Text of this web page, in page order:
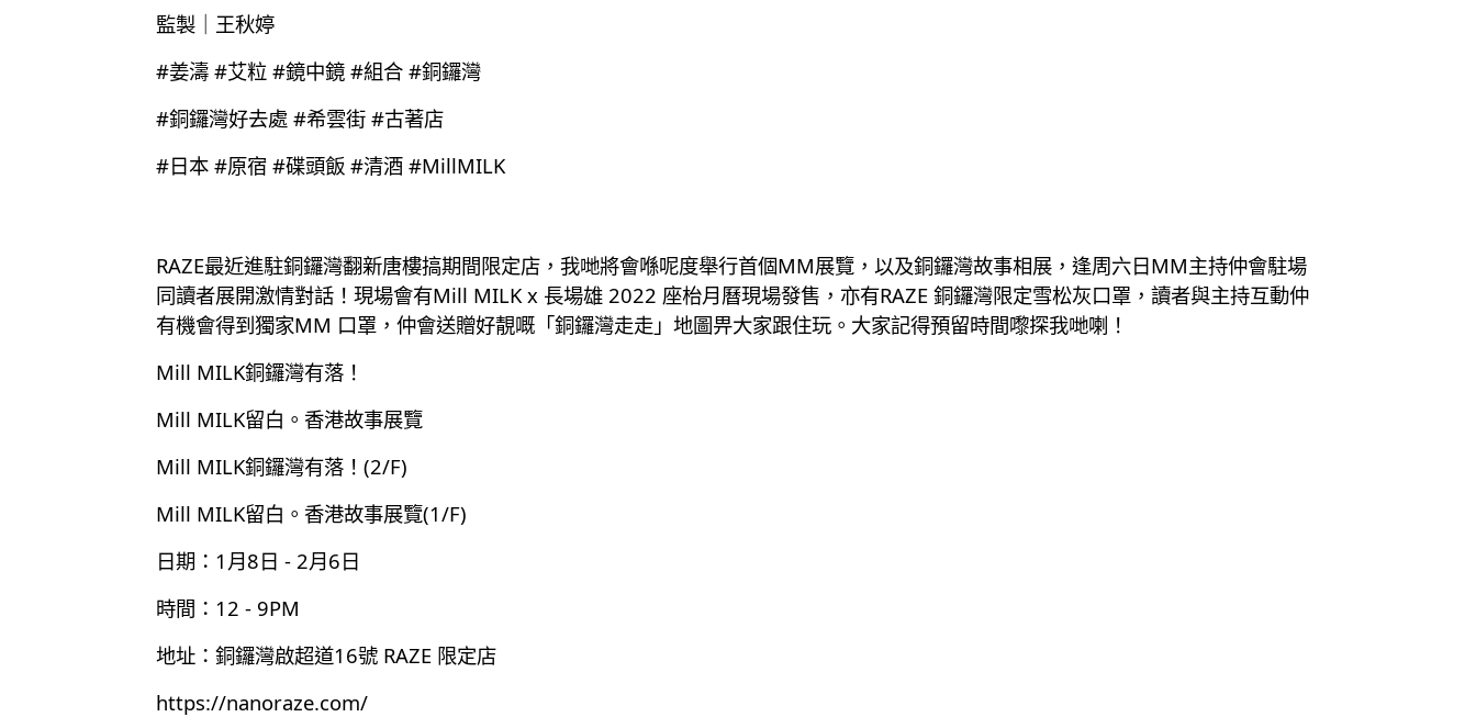
監製｜王秋婷
#姜濤 #艾粒 #鏡中鏡 #組合 #銅鑼灣
#銅鑼灣好去處 #希雲街 #古著店
#日本 #原宿 #碟頭飯 #清酒 #MillMILK
RAZE最近進駐銅鑼灣翻新唐樓搞期間限定店，我哋將會喺呢度舉行首個MM展覽，以及銅鑼灣故事相展，逢周六日MM主持仲會駐場
同讀者展開激情對話！現場會有Mill MILK x 長場雄 2022 座枱月曆現場發售，亦有RAZE 銅鑼灣限定雪松灰口罩，讀者與主持互動仲
有機會得到獨家MM 口罩，仲會送贈好靚嘅「銅鑼灣走走」地圖畀大家跟住玩。大家記得預留時間嚟探我哋喇！
Mill MILK銅鑼灣有落！
Mill MILK留白。香港故事展覽
Mill MILK銅鑼灣有落！(2/F)
Mill MILK留白。香港故事展覽(1/F)
日期：1月8日 - 2月6日
時間：12 - 9PM
地址：銅鑼灣啟超道16號 RAZE 限定店
https://nanoraze.com/